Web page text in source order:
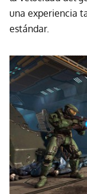
una experiencia
estándar.